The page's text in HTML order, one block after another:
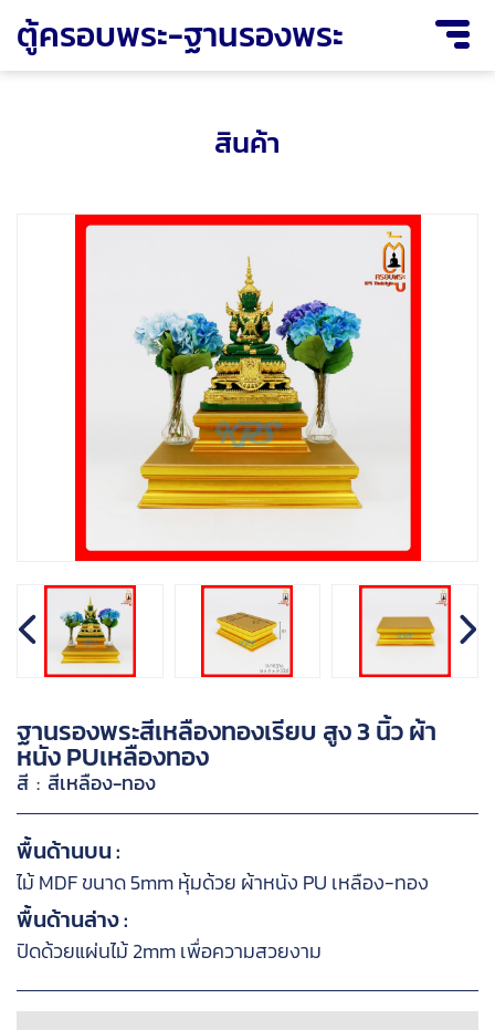
ตู้ครอบพระ-ฐานรองพระ
สินค้า
ฐานรองพระสีเหลืองทองเรียบ สูง 3 นิ้ว ผ้า
หนัง PUเหลืองทอง
สี : สีเหลือง-ทอง
พื้นด้านบน :
ไม้ MDF ขนาด 5mm หุ้มด้วย ผ้าหนัง PU เหลือง-ทอง
พื้นด้านล่าง :
ปิดด้วยแผ่นไม้ 2mm เพื่อความสวยงาม